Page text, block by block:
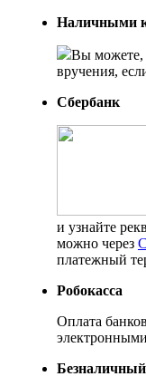
Наличными
Вы можете,
вручения,
Сбербанк
и узнайте
можно через
платежный
Робокасса
Оплата